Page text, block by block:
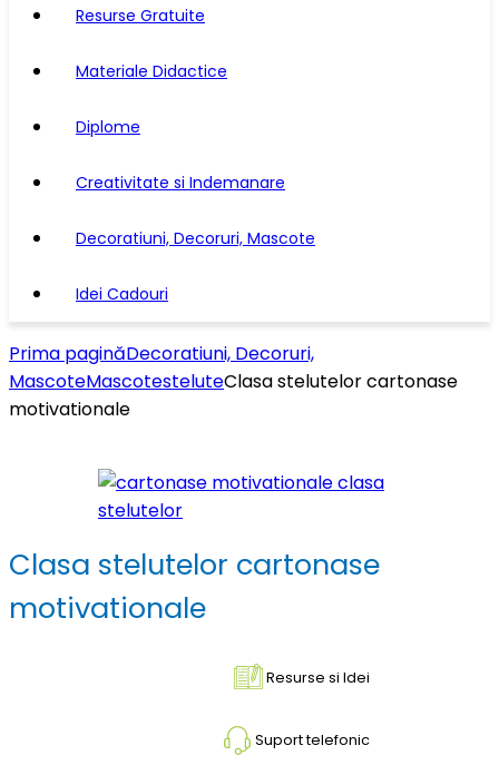
Resurse Gratuite
Materiale Didactice
Diplome
Creativitate si Indemanare
Decoratiuni, Decoruri, Mascote
Idei Cadouri
Prima paginăDecoratiuni, Decoruri,
MascoteMascotesteluteClasa stelutelor cartonase
motivationale
Clasa stelutelor cartonase
motivationale
Resurse si Idei
Suport telefonic